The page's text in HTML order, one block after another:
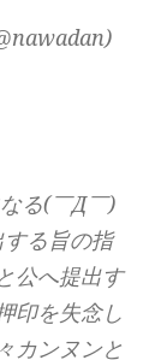
る(￣Д￣)
る旨の指
公へ提出す
印を失念し
カンヌンと